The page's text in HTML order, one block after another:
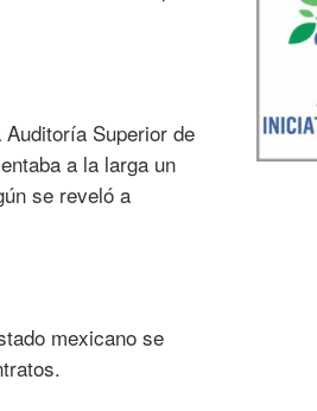
Superior de
a la larga un
se reveló a
mexicano se